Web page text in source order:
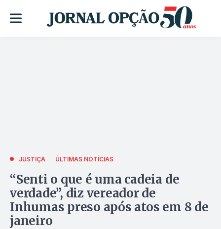
JUSTIÇA ÚLTIMAS NOTÍCIAS
“Senti o que é uma cadeia de
verdade”, diz vereador de
Inhumas preso após atos em 8 de
janeiro